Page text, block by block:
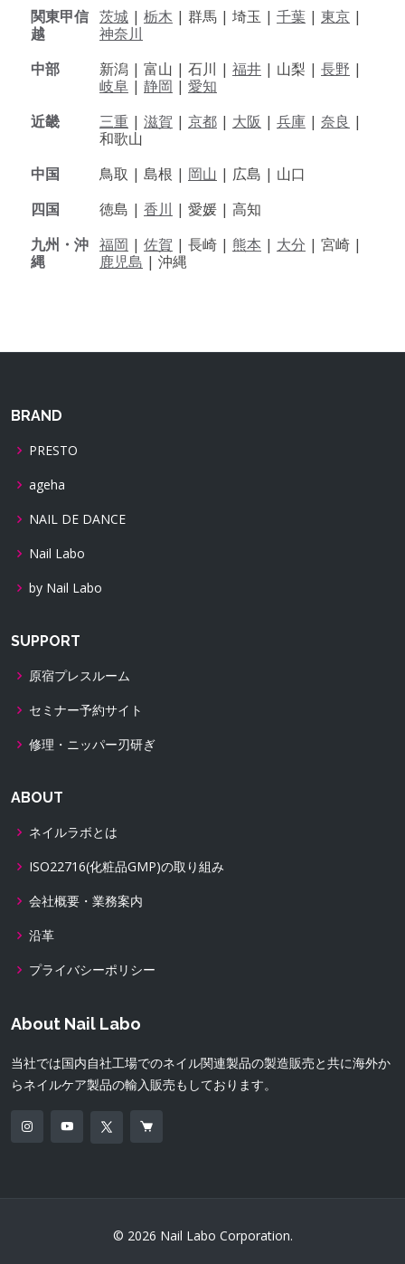
関東甲信
越
茨城 | 栃木 | 群馬 | 埼玉 | 千葉 | 東京 |
神奈川
中部
新潟 | 富山 | 石川 | 福井 | 山梨 | 長野 |
岐阜 | 静岡 | 愛知
近畿
三重 | 滋賀 | 京都 | 大阪 | 兵庫 | 奈良 |
和歌山
中国
鳥取 | 島根 | 岡山 | 広島 | 山口
四国
徳島 | 香川 | 愛媛 | 高知
九州・沖
縄
福岡 | 佐賀 | 長崎 | 熊本 | 大分 | 宮崎 |
鹿児島 | 沖縄
BRAND
PRESTO
ageha
NAIL DE DANCE
Nail Labo
by Nail Labo
SUPPORT
原宿プレスルーム
セミナー予約サイト
修理・ニッパー刃研ぎ
ABOUT
ネイルラボとは
ISO22716(化粧品GMP)の取り組み
会社概要・業務案内
沿革
プライバシーポリシー
About Nail Labo
当社では国内自社工場でのネイル関連製品の製造販売と共に海外か
らネイルケア製品の輸入販売もしております。
© 2026 Nail Labo Corporation.